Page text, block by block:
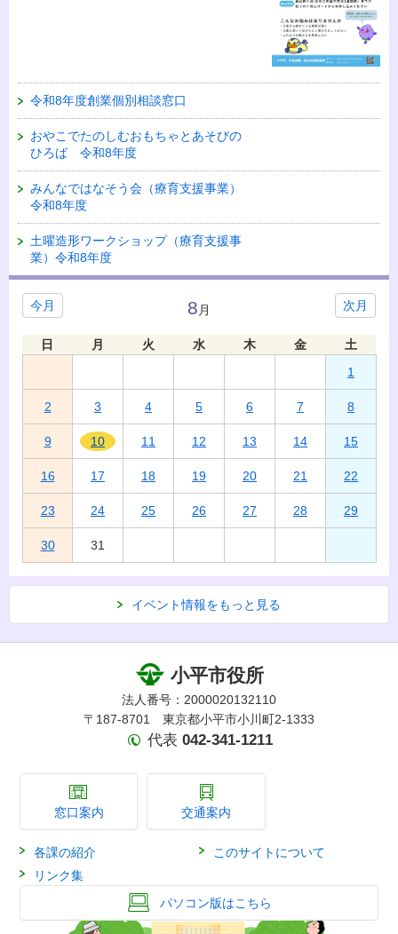
令和8年度創業個別相談窓口
おやこでたのしむおもちゃとあそびの
ひろば 令和8年度
みんなではなそう会（療育支援事業）
令和8年度
土曜造形ワークショップ（療育支援事
業）令和8年度
今月 次月
8 月
日 月 火 水 木 金
土
1
2 3 4 5 6 7 8
9 10 11 12 13 14 15
16 17 18 19 20 21 22
23 24 25 26 27 28 29
30 31
イベント情報をもっと見る
小平市役所
法人番号：2000020132110
〒187-8701 東京都小平市小川町2-1333
代表 042-341-1211
窓口案内 交通案内
各課の紹介
このサイトについて
リンク集
パソコン版はこちら